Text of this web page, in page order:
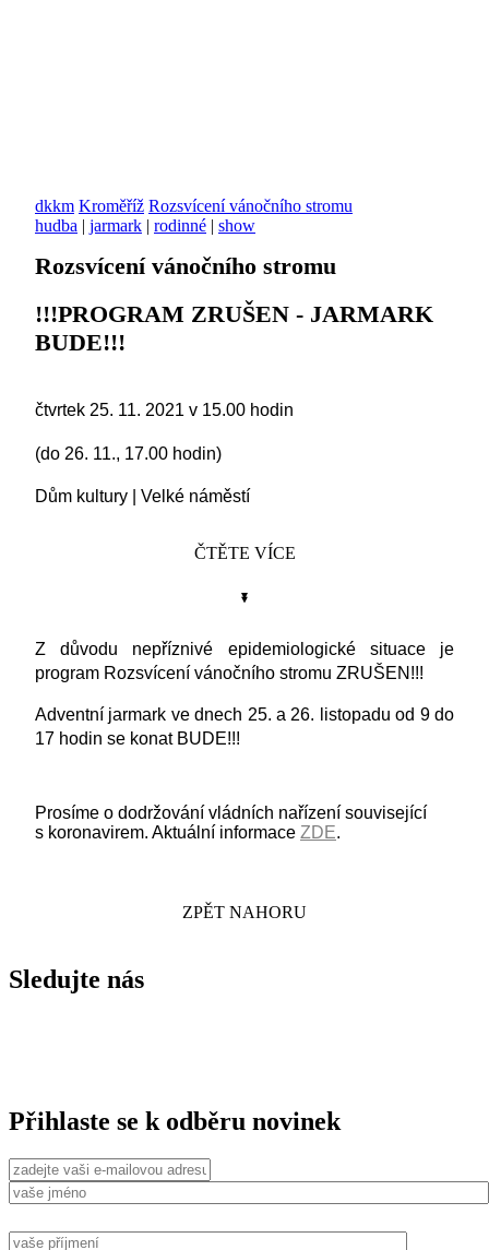
dkkm Kroměříž Rozsvícení vánočního stromu
hudba | jarmark | rodinné | show
Rozsvícení vánočního stromu
!!!PROGRAM ZRUŠEN - JARMARK
BUDE!!!
čtvrtek 25. 11. 2021 v 15.00 hodin
(do 26. 11., 17.00 hodin)
Dům kultury Velké náměstí
ČTĚTE VÍCE
Z důvodu nepříznivé epidemiologické situace je
program Rozsvícení vánočního stromu ZRUŠEN!!!
Adventní jarmark ve dnech 25. a 26. listopadu od 9 do
17 hodin se konat BUDE!!!
Prosíme o dodržování vládních nařízení související
s koronavirem. Aktuální informace ZDE.
ZPĚT NAHORU
Sledujte nás
Přihlaste se k odběru novinek